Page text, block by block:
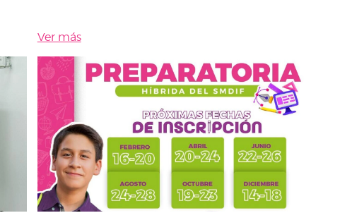
Ver más